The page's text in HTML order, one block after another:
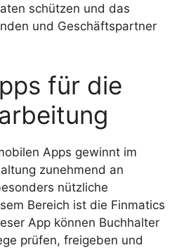
schützen und das
und Geschäftspartner
für die
Apps gewinnt im
zunehmend an
nützliche
Bereich ist die Finmatics
App können Buchhalter
prüfen, freigeben und